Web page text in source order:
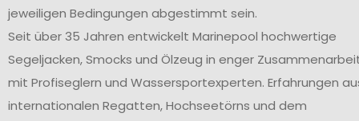
jeweiligen Bedingungen abgestimmt sein.
Seit über 35 Jahren entwickelt Marinepool hochwertige
Segeljacken, Smocks und Ölzeug in enger
mit Profiseglern und Wassersportexperten. Erfahrungen
internationalen Regatten, Hochseetörns und dem